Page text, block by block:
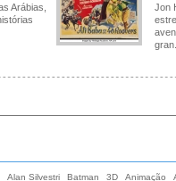
Arábias,
Jon
Alan Silvestri Batman 3D Animação